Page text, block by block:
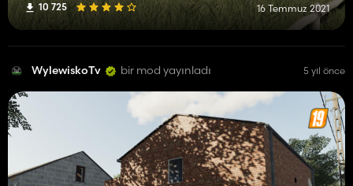
10 725 16 Temmuz 2021
WylewiskoTv bir mod yayınladı 5 yıl önce